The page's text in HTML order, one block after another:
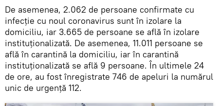
De asemenea, 2.062 de persoane confirmate cu
infecție cu noul coronavirus sunt în izolare la
domiciliu, iar 3.665 de persoane se află în izolare
instituționalizată. De asemenea, 11.011 persoane se
află în carantină la domiciliu, iar în carantină
instituționalizată se află 9 persoane. În ultimele 24
de ore, au fost înregistrate 746 de apeluri la numărul
unic de urgență 112.